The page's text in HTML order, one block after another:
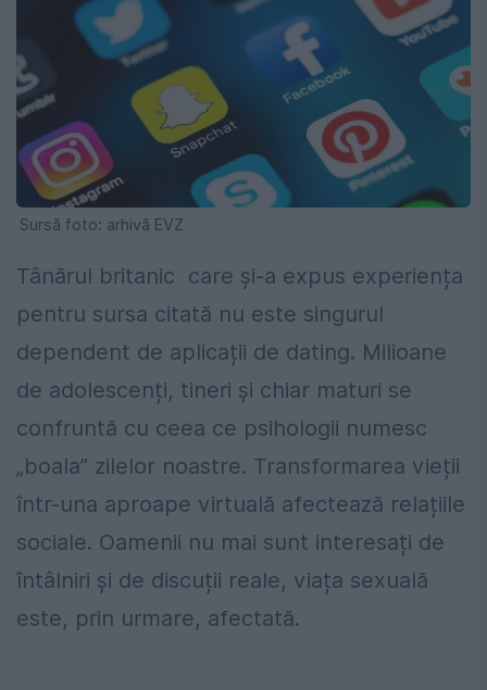
Sursă foto: arhivă EVZ
Tânărul britanic care și-a expus experiența
pentru sursa citată nu este singurul
dependent de aplicații de dating. Milioane
de adolescenți, tineri și chiar maturi se
confruntă cu ceea ce psihologii numesc
„boala” zilelor noastre. Transformarea vieții
într-una aproape virtuală afectează relațiile
sociale. Oamenii nu mai sunt interesați de
întâlniri și de discuții reale, viața sexuală
este, prin urmare, afectată.